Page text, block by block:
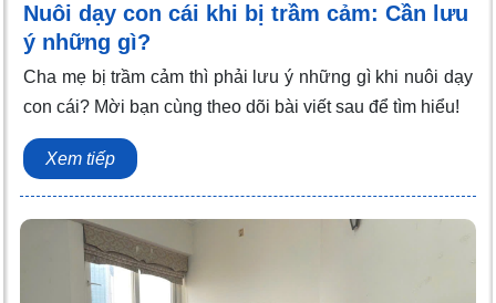
Nuôi dạy con cái khi bị trầm cảm: Cần lưu
ý những gì?
Cha mẹ bị trầm cảm thì phải lưu ý những gì khi nuôi dạy
con cái? Mời bạn cùng theo dõi bài viết sau để tìm hiểu!
Xem tiếp